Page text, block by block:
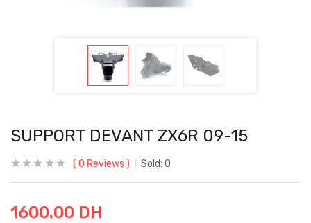
SUPPORT DEVANT ZX6R 09-15
0 Reviews Sold: 0
1600.00 DH